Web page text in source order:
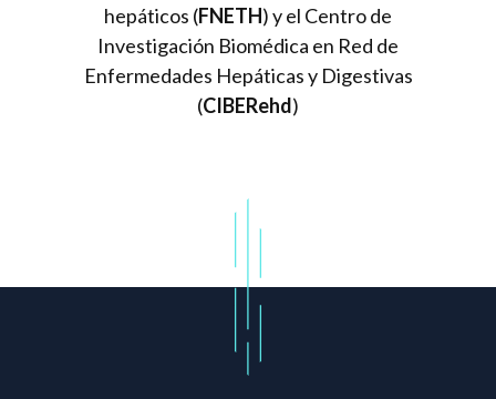
hepáticos (FNETH) y el Centro de
Investigación Biomédica en Red de
Enfermedades Hepáticas y Digestivas
(CIBERehd)